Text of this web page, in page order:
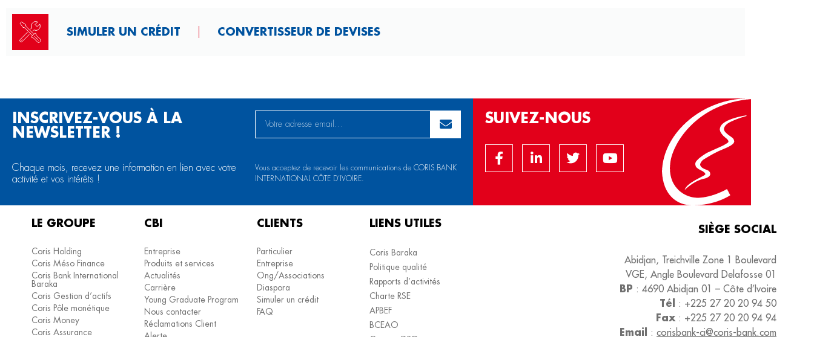
SIMULER UN CRÉDIT CONVERTISSEUR DE DEVISES
INSCRIVEZ-VOUS À LA
NEWSLETTER !
Chaque mois, recevez une information en lien avec votre
activité et vos intérêts !
Vous acceptez de recevoir les communications de CORIS BANK
INTERNATIONAL CÔTE D’IVOIRE.
SUIVEZ-NOUS
LE GROUPE
Coris Holding
Coris Méso Finance
Coris Bank International
Baraka
Coris Gestion d’actifs
Coris Pôle monétique
Coris Money
Coris Assurance
CBI
Entreprise
Produits et services
Actualités
Carrière
Young Graduate Program
Nous contacter
Réclamations Client
CLIENTS
Particulier
Entreprise
Ong/Associations
Diaspora
Simuler un crédit
FAQ
LIENS UTILES
Coris Baraka
Politique qualité
Rapports d’activités
Charte RSE
APBEF
BCEAO
SIÈGE SOCIAL
Abidjan, Treichville Zone 1 Boulevard
VGE, Angle Boulevard Delafosse 01
BP : 4690 Abidjan 01 – Côte d’Ivoire
Tél : +225 27 20 20 94 50
Fax : +225 27 20 20 94 94
Email : corisbank-ci@coris-bank.com